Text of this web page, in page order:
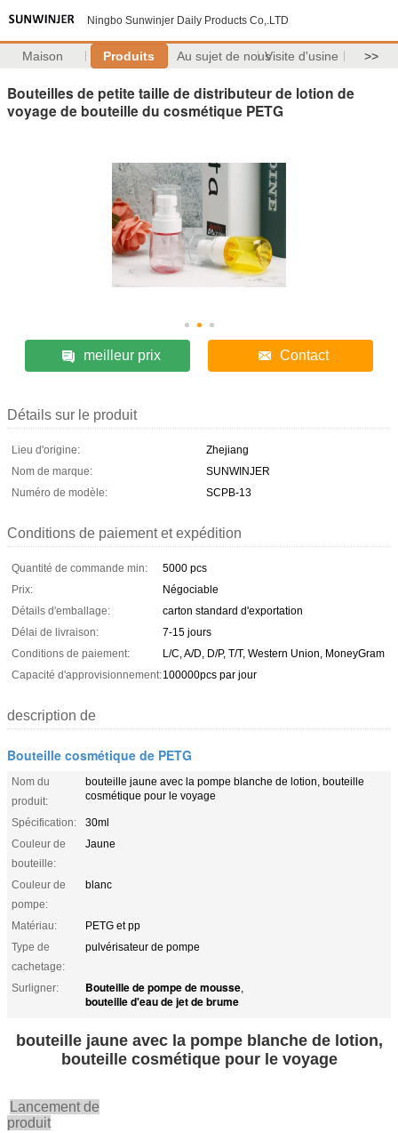
Ningbo Sunwinjer Daily Products Co,.LTD
Maison Produits Au sujet de nousVisite d'usine >>
Bouteilles de petite taille de distributeur de lotion de
voyage de bouteille du cosmétique PETG
meilleur prix Contact
Détails sur le produit
Lieu d'origine:
Zhejiang
Nom de marque:
SUNWINJER
Numéro de modèle:
SCPB-13
Conditions de paiement et expédition
Quantité de commande min:
5000 pcs
Prix:
Négociable
Détails d'emballage:
carton standard d'exportation
Délai de livraison:
7-15 jours
Conditions de paiement:
L/C, A/D, D/P, T/T, Western Union, MoneyGram
Capacité d'approvisionnement:100000pcs par jour
description de
Bouteille cosmétique de PETG
Nom du
produit:
bouteille jaune avec la pompe blanche de lotion, bouteille
cosmétique pour le voyage
Spécification:
30ml
Couleur de
bouteille:
Jaune
Couleur de
pompe:
blanc
Matériau:
PETG et pp
Type de
cachetage:
pulvérisateur de pompe
Surligner: Bouteille de pompe de mousse,
bouteille d'eau de jet de brume
bouteille jaune avec la pompe blanche de lotion,
bouteille cosmétique pour le voyage
Lancement de
produit